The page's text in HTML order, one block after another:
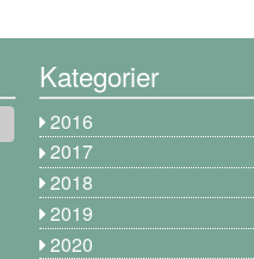
Kategorier
2016
2017
2018
2019
2020